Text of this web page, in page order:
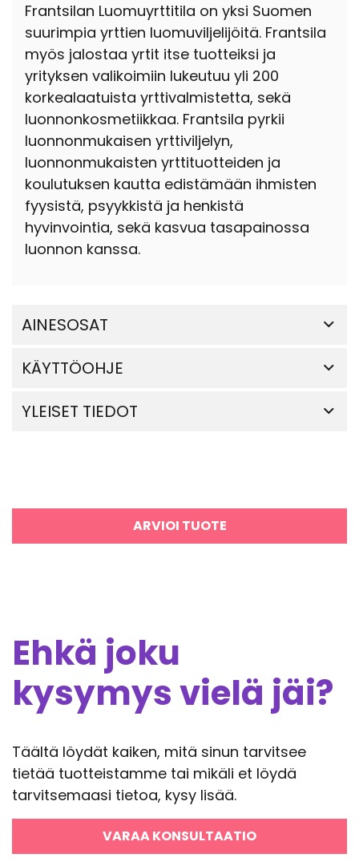
Frantsilan Luomuyrttitila on yksi Suomen
suurimpia yrttien luomuviljelijöitä. Frantsila
myös jalostaa yrtit itse tuotteiksi ja
yrityksen valikoimiin lukeutuu yli 200
korkealaatuista yrttivalmistetta, sekä
luonnonkosmetiikkaa. Frantsila pyrkii
luonnonmukaisen yrttiviljelyn,
luonnonmukaisten yrttituotteiden ja
koulutuksen kautta edistämään ihmisten
fyysistä, psyykkistä ja henkistä
hyvinvointia, sekä kasvua tasapainossa
luonnon kanssa.
AINESOSAT
KÄYTTÖOHJE
YLEISET TIEDOT
ARVIOI TUOTE
Ehkä joku
kysymys vielä jäi?
Täältä löydät kaiken, mitä sinun tarvitsee
tietää tuotteistamme tai mikäli et löydä
tarvitsemaasi tietoa, kysy lisää.
VARAA KONSULTAATIO